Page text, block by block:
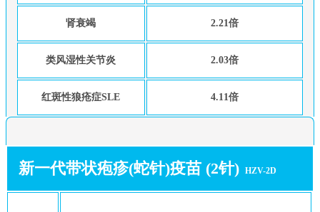
肾衰竭 2.21倍
类风湿性关节炎 2.03倍
红斑性狼疮症SLE 4.11倍
新一代带状疱疹(蛇针)疫苗 (2针) HZV-2D